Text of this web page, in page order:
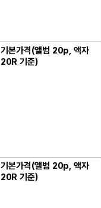
기본가격(앨범 20p, 액자
20R 기준)
기본가격(앨범 20p, 액자
20R 기준)